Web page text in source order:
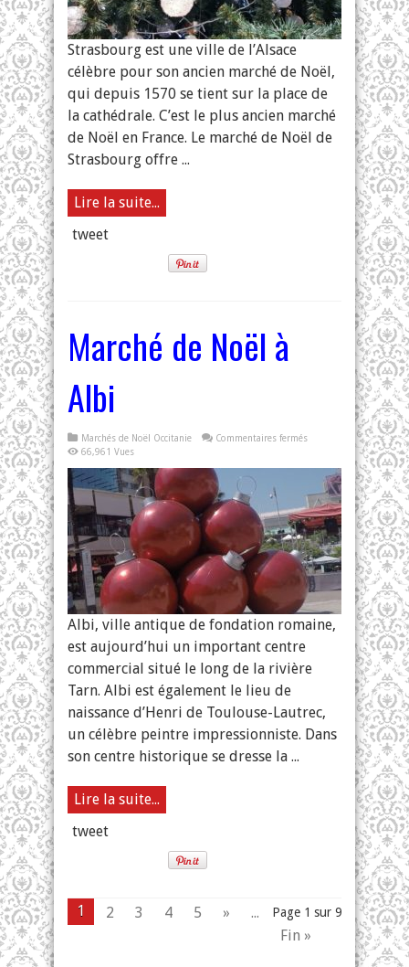
Strasbourg est une ville de l’Alsace
célèbre pour son ancien marché de Noël,
qui depuis 1570 se tient sur la place de
la cathédrale. C’est le plus ancien marché
de Noël en France. Le marché de Noël de
Strasbourg offre ...
Lire la suite...
tweet
Marché de Noël à
Albi
Marchés de Noël Occitanie Commentaires fermés
Noël
66,961 Vues
Albi, ville antique de fondation romaine,
est aujourd’hui un important centre
commercial situé le long de la rivière
Tarn. Albi est également le lieu de
naissance d’Henri de Toulouse-Lautrec,
un célèbre peintre impressionniste. Dans
son centre historique se dresse la ...
Lire la suite...
tweet
Page 1 sur 9
1 2 3 4 5 »
...
Fin »